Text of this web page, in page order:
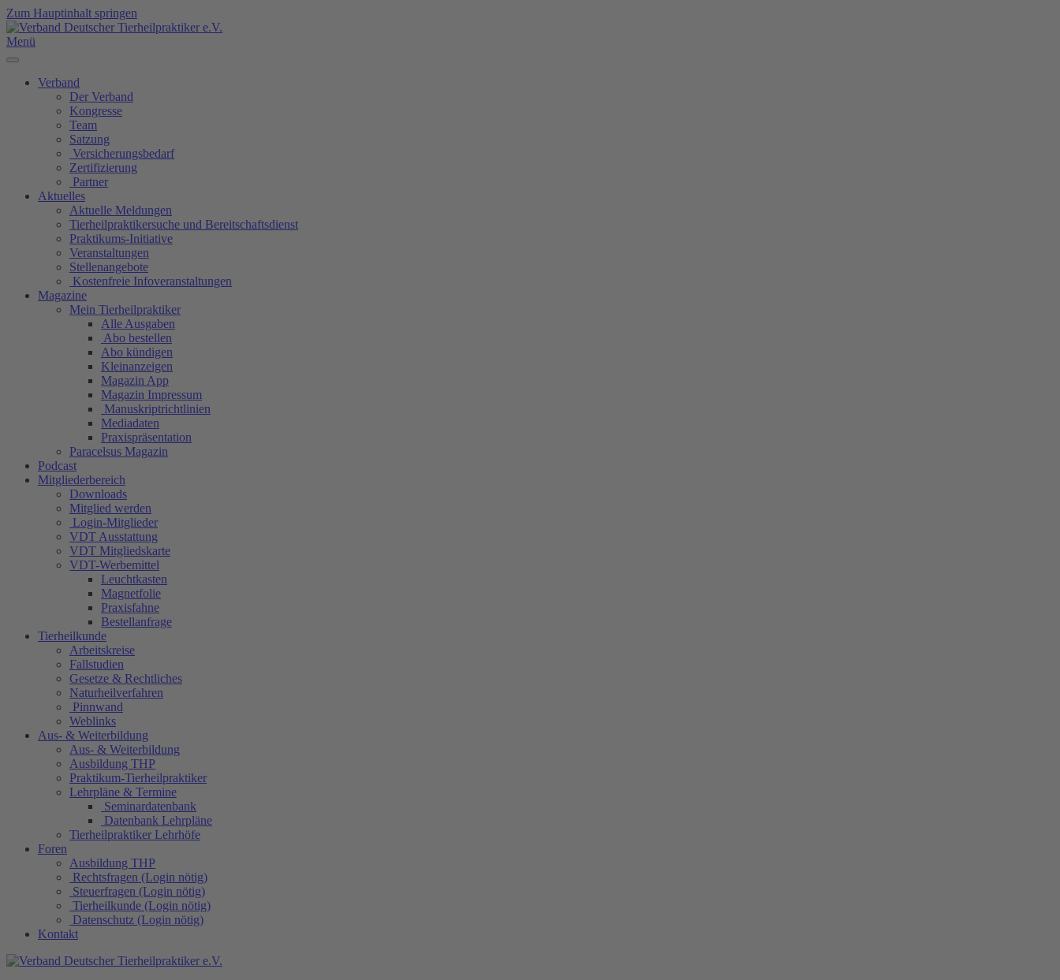
Zum Hauptinhalt springen
Menü
Verband
Der Verband
Kongresse
Team
Satzung
Versicherungsbedarf
Zertifizierung
Partner
Aktuelles
Aktuelle Meldungen
Tierheilpraktikersuche und Bereitschaftsdienst
Praktikums-Initiative
Veranstaltungen
Stellenangebote
Kostenfreie Infoveranstaltungen
Magazine
Mein Tierheilpraktiker
Alle Ausgaben
Abo bestellen
Abo kündigen
Kleinanzeigen
Magazin App
Magazin Impressum
Manuskriptrichtlinien
Mediadaten
Praxispräsentation
Paracelsus Magazin
Podcast
Mitgliederbereich
Downloads
Mitglied werden
Login-Mitglieder
VDT Ausstattung
VDT Mitgliedskarte
VDT-Werbemittel
Leuchtkasten
Magnetfolie
Praxisfahne
Bestellanfrage
Tierheilkunde
Arbeitskreise
Fallstudien
Gesetze & Rechtliches
Naturheilverfahren
Pinnwand
Weblinks
Aus- & Weiterbildung
Aus- & Weiterbildung
Ausbildung THP
Praktikum-Tierheilpraktiker
Lehrpläne & Termine
Seminardatenbank
Datenbank Lehrpläne
Tierheilpraktiker Lehrhöfe
Foren
Ausbildung THP
Rechtsfragen (Login nötig)
Steuerfragen (Login nötig)
Tierheilkunde (Login nötig)
Datenschutz (Login nötig)
Kontakt